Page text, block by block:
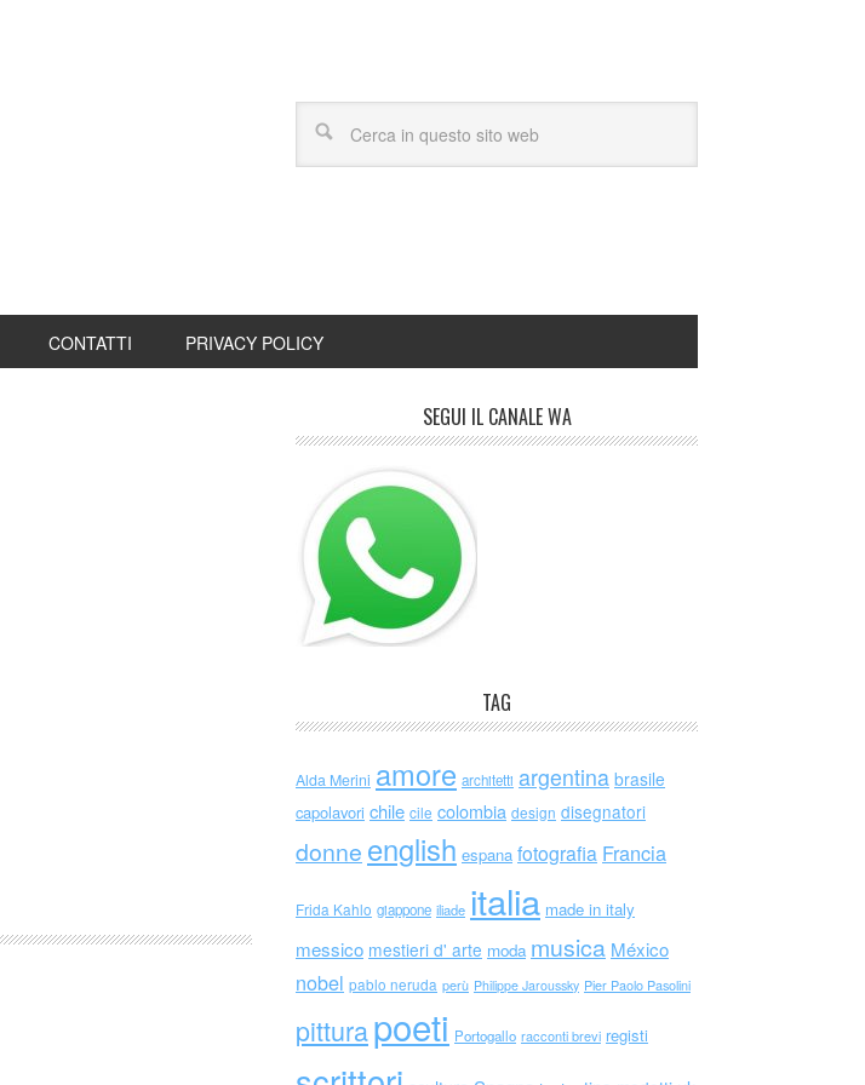
CONTATTI PRIVACY POLICY
SEGUI IL CANALE WA
TAG
Alda Merini amore architetti argentina brasile
capolavori chile cile colombia design disegnatori
donne english espana fotografia Francia
Frida Kahlo giappone iliade italia made in italy
messico mestieri d' arte moda musica México
nobel pablo neruda perù Philippe Jaroussky Pier Paolo Pasolini
pitturapoeti Portogallo racconti brevi registi